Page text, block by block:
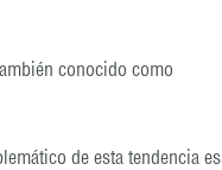
conocido como
de esta tendencia es